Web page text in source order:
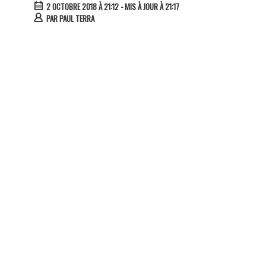
2 OCTOBRE 2018 À 21:12- MIS À JOUR À 21:17
PARPAUL TERRA